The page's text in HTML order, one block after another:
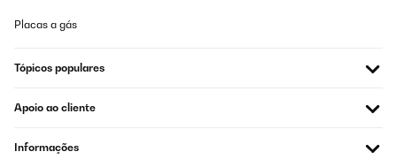
12/06/2025
Placas a gás
Tópicos populares
Apoio ao cliente
Informações